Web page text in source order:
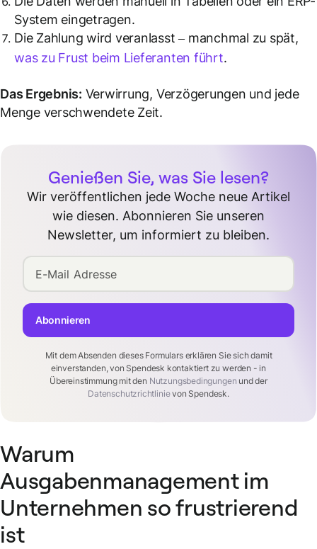
System eingetragen.
Die Zahlung wird veranlasst – manchmal zu spät,
was zu Frust beim Lieferanten führt.
Das Ergebnis: Verwirrung, Verzögerungen und jede
Menge verschwendete Zeit.
Genießen Sie, was Sie lesen?
Wir veröffentlichen jede Woche neue Artikel
wie diesen. Abonnieren Sie unseren
Newsletter, um informiert zu bleiben.
E-Mail Adresse
Mit dem Absenden dieses Formulars erklären Sie sich damit
einverstanden, von Spendesk kontaktiert zu werden - in
Übereinstimmung mit den Nutzungsbedingungen und der
Datenschutzrichtlinievon Spendesk.
Abonnieren
Warum
Ausgabenmanagement im
Unternehmen so frustrierend
ist